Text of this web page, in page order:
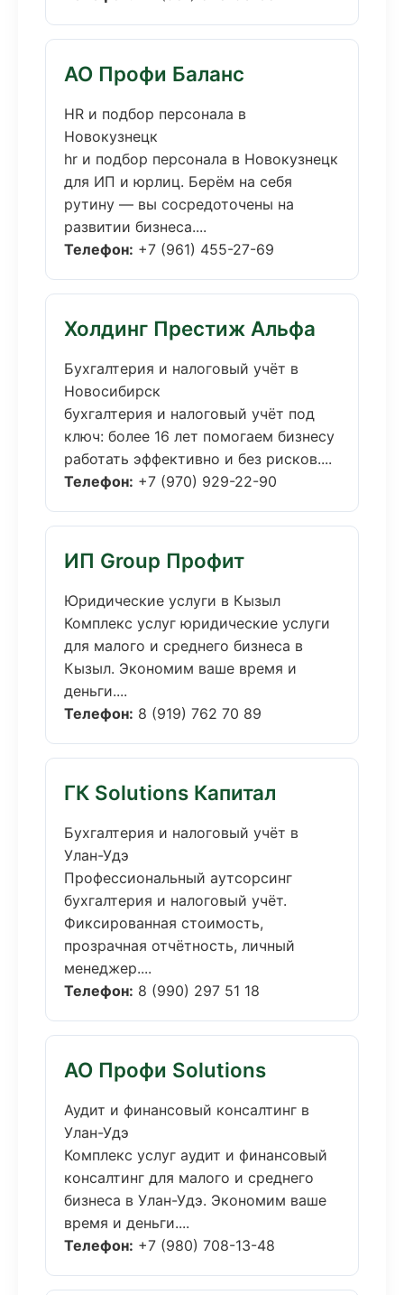
АО Профи Баланс
HR и подбор персонала в
Новокузнецк
hr и подбор персонала в Новокузнецк
для ИП и юрлиц. Берём на себя
рутину — вы сосредоточены на
развитии бизнеса....
Телефон: +7 (961) 455-27-69
Холдинг Престиж Альфа
Бухгалтерия и налоговый учёт в
Новосибирск
бухгалтерия и налоговый учёт под
ключ: более 16 лет помогаем бизнесу
работать эффективно и без рисков....
Телефон: +7 (970) 929-22-90
ИП Group Профит
Юридические услуги в Кызыл
Комплекс услуг юридические услуги
для малого и среднего бизнеса в
Кызыл. Экономим ваше время и
деньги....
Телефон: 8 (919) 762 70 89
ГК Solutions Капитал
Бухгалтерия и налоговый учёт в
Улан-Удэ
Профессиональный аутсорсинг
бухгалтерия и налоговый учёт.
Фиксированная стоимость,
прозрачная отчётность, личный
менеджер....
Телефон: 8 (990) 297 51 18
АО Профи Solutions
Аудит и финансовый консалтинг в
Улан-Удэ
Комплекс услуг аудит и финансовый
консалтинг для малого и среднего
бизнеса в Улан-Удэ. Экономим ваше
время и деньги....
Телефон: +7 (980) 708-13-48